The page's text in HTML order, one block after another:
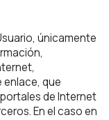
únicamente
que
de Internet
En el caso en